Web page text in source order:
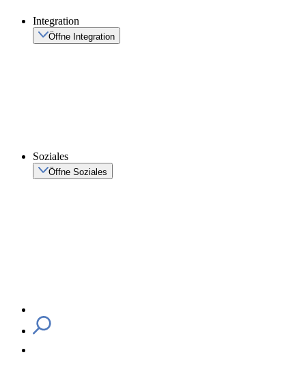
Integration
Öffne Integration
Soziales
Öffne Soziales